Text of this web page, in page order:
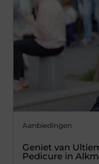
Aanbiedingen
Geniet van
Pedicure in